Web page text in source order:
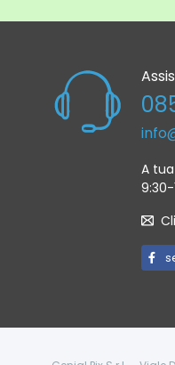
A
9:30-